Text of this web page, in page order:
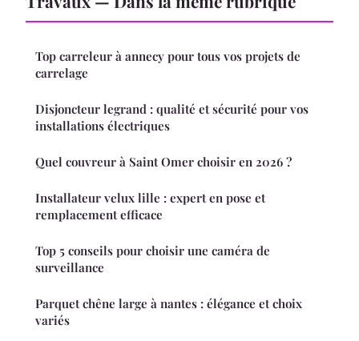
Top carreleur à annecy pour tous vos projets de
carrelage
Disjoncteur legrand : qualité et sécurité pour vos
installations électriques
Quel couvreur à Saint Omer choisir en 2026 ?
Installateur velux lille : expert en pose et
remplacement efficace
Top 5 conseils pour choisir une caméra de
surveillance
Parquet chêne large à nantes : élégance et choix
variés